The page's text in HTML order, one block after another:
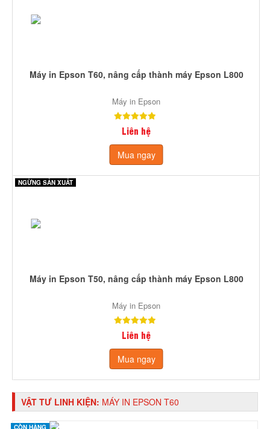
Máy in Epson T60, nâng cấp thành máy Epson L800
Máy in Epson
Liên hệ
Mua ngay
NGỪNG SẢN XUẤT
Máy in Epson T50, nâng cấp thành máy Epson L800
Máy in Epson
Liên hệ
Mua ngay
VẬT TƯ LINH KIỆN: MÁY IN EPSON T60
CÒN HÀNG